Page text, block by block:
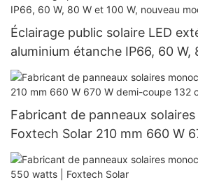
Éclairage public solaire LED
aluminium étanche IP66, 60 W,
nouveau modèle
Fabricant de panneaux
Foxtech Solar 210 mm 660 W
132 cellules